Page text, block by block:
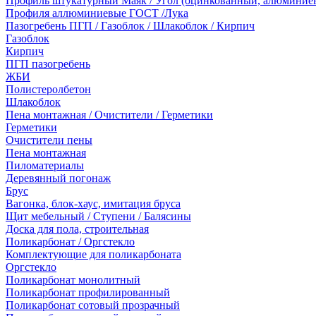
Профиля аллюминиевые ГОСТ /Лука
Пазогребень ПГП / Газоблок / Шлакоблок / Кирпич
Газоблок
Кирпич
ПГП пазогребень
ЖБИ
Полистеролбетон
Шлакоблок
Пена монтажная / Очистители / Герметики
Герметики
Очистители пены
Пена монтажная
Пиломатериалы
Деревянный погонаж
Брус
Вагонка, блок-хаус, имитация бруса
Щит мебельный / Ступени / Балясины
Доска для пола, строительная
Поликарбонат / Оргстекло
Комплектующие для поликарбоната
Оргстекло
Поликарбонат монолитный
Поликарбонат профилированный
Поликарбонат сотовый прозрачный